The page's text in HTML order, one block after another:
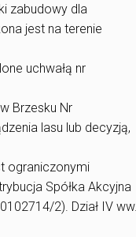
zabudowy dla
jest na terenie
uchwałą nr
Brzesku Nr
lasu lub decyzją,
ograniczonymi
Spółka Akcyjna
2). Dział IV ww.